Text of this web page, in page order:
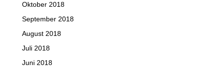
Oktober 2018
September 2018
August 2018
Juli 2018
Juni 2018